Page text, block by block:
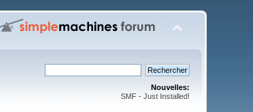
Nouvelles:
SMF - Just Installed!